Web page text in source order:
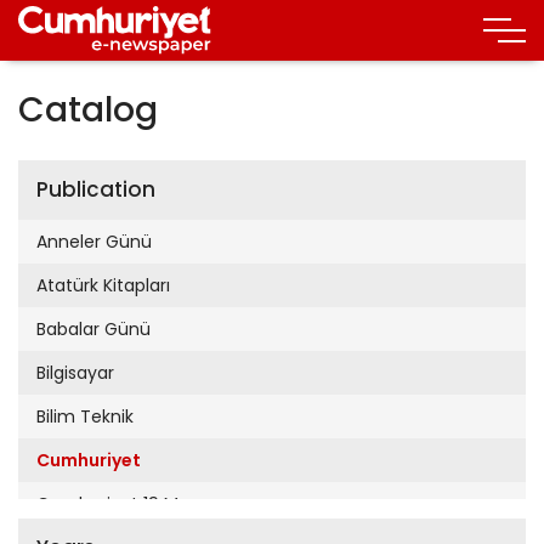
Catalog
Publication
Anneler Günü
Atatürk Kitapları
Babalar Günü
Bilgisayar
Bilim Teknik
Cumhuriyet
Cumhuriyet 19 Mayıs